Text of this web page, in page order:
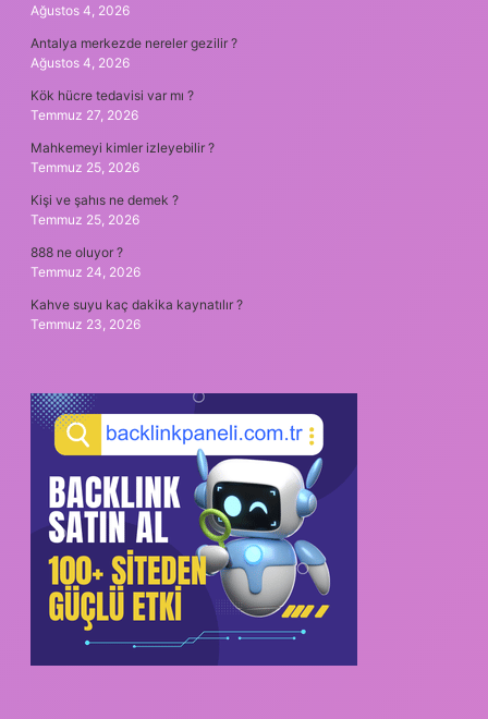
Ağustos 4, 2026
Antalya merkezde nereler gezilir ?
Ağustos 4, 2026
Kök hücre tedavisi var mı ?
Temmuz 27, 2026
Mahkemeyi kimler izleyebilir ?
Temmuz 25, 2026
Kişi ve şahıs ne demek ?
Temmuz 25, 2026
888 ne oluyor ?
Temmuz 24, 2026
Kahve suyu kaç dakika kaynatılır ?
Temmuz 23, 2026